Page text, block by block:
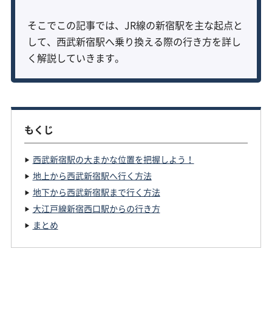
そこでこの記事では、JR線の新宿駅を主な起点と
して、西武新宿駅へ乗り換える際の行き方を詳し
く解説していきます。
もくじ
西武新宿駅の大まかな位置を把握しよう！
地上から西武新宿駅へ行く方法
地下から西武新宿駅まで行く方法
大江戸線新宿西口駅からの行き方
まとめ